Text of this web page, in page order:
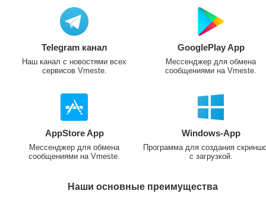
Telegram канал
Наш канал с новостями всех
сервисов Vmeste.
GooglePlay App
Мессенджер для обмена
сообщениями на Vmeste.
AppStore App
Мессенджер для обмена
сообщениями на Vmeste.
Windows-App
Программа для создания
с загрузкой.
Наши основные преимущества